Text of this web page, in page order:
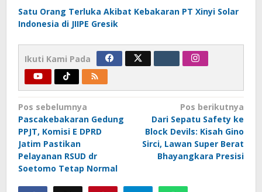
Satu Orang Terluka Akibat Kebakaran PT Xinyi Solar
Indonesia di JIIPE Gresik
Ikuti Kami Pada
Navigasi
pos
Pos sebelumnya
Pascakebakaran Gedung
PPJT, Komisi E DPRD
Jatim Pastikan
Pelayanan RSUD dr
Soetomo Tetap Normal
Pos berikutnya
Dari Sepatu Safety ke
Block Devils: Kisah Gino
Sirci, Lawan Super Berat
Bhayangkara Presisi